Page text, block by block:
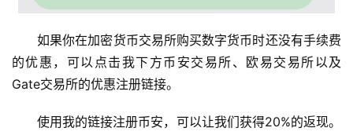
如果你在加密货币交易所购买数字货币时还没有手续费
的优惠，可以点击我下方币安交易所、欧易交易所以及
Gate交易所的优惠注册链接。
使用我的链接注册币安，可以让我们获得20%的返现。